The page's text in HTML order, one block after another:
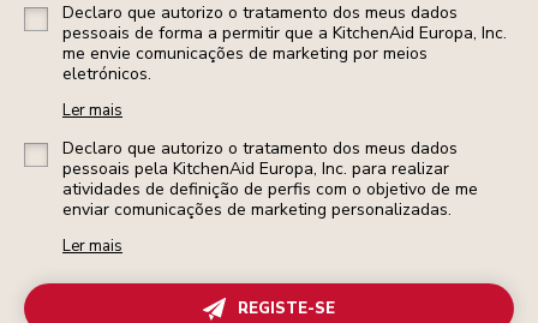
Declaro que autorizo o tratamento dos meus dados
pessoais de forma a permitir que a KitchenAid Europa, Inc.
me envie comunicações de marketing por meios
eletrónicos.
Ler mais
Declaro que autorizo o tratamento dos meus dados
pessoais pela KitchenAid Europa, Inc. para realizar
atividades de definição de perfis com o objetivo de me
enviar comunicações de marketing personalizadas.
Ler mais
REGISTE-SE